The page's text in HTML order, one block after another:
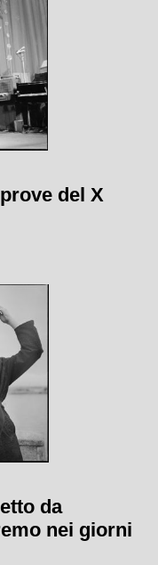
del X
da
nei giorni